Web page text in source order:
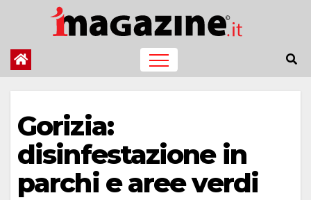
contenuto
Gorizia:
disinfestazione in
parchi e aree verdi